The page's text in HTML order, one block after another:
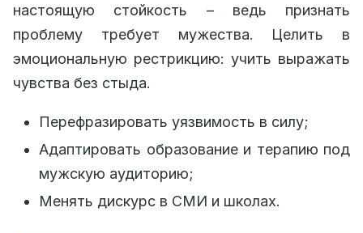
настоящую стойкость – ведь признать
проблему требует мужества. Целить в
эмоциональную рестрикцию: учить выражать
чувства без стыда.
Перефразировать уязвимость в силу;
Адаптировать образование и терапию под
мужскую аудиторию;
Менять дискурс в СМИ и школах.